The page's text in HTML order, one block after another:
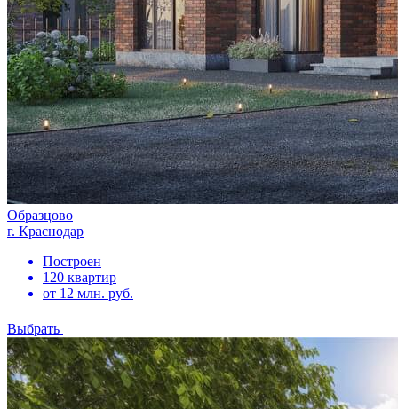
Образцово
г. Краснодар
Построен
120 квартир
от 12 млн. руб.
Выбрать